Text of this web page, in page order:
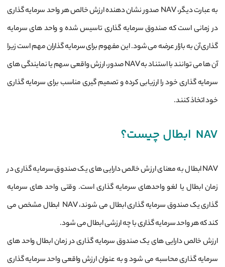
به عبارت دیگر، NAV صدور نشان‌ دهنده ارزش خالص هر واحد سرمایه ‌گذاری
در زمانی است که صندوق سرمایه‌ گذاری تاسیس شده و واحد های سرمایه‌
گذاری آن به بازار عرضه می ‌شود. این مفهوم برای سرمایه ‌گذاران مهم است زیرا
آن‌ ها می ‌توانند با استناد به NAV صدور، ارزش واقعی سهم یا نمایندگی ‌های
سرمایه‌ گذاری خود را ارزیابی کرده و تصمیم‌ گیری مناسب برای سرمایه‌ گذاری
خود اتخاذ کنند.
NAV ابطال چیست؟
NAV ابطال به معنای ارزش خالص دارایی ‌های یک صندوق سرمایه ‌گذاری در
زمان ابطال یا لغو واحدهای سرمایه‌ گذاری است. وقتی واحد های سرمایه‌
گذاری یک صندوق سرمایه‌ گذاری ابطال می ‌شوند، NAV ابطال مشخص می‌
کند که هر واحد سرمایه ‌گذاری با چه ارزشی ابطال می ‌شود.
ارزش خالص دارایی‌ های یک صندوق سرمایه ‌گذاری در زمان ابطال واحد های
سرمایه‌ گذاری محاسبه می‌ شود و به عنوان ارزش واقعی واحد سرمایه ‌گذاری